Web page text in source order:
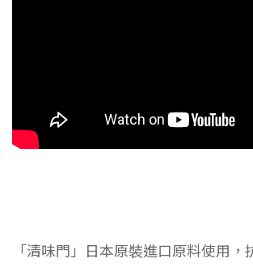
「清味門」日本原裝進口原料使用